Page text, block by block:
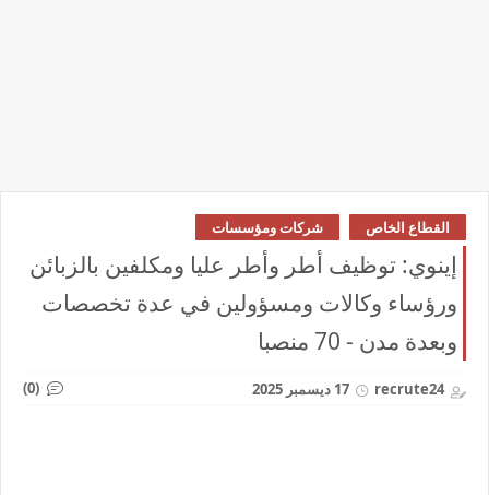
القطاع الخاص شركات ومؤسسات
إينوي: توظيف أطر وأطر عليا ومكلفين بالزبائن
ورؤساء وكالات ومسؤولين في عدة تخصصات
وبعدة مدن - 70 منصبا
recrute24 17 ديسمبر 2025 (0)